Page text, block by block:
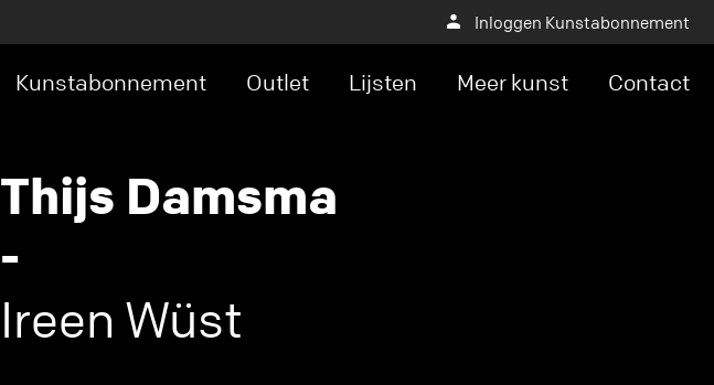
Inloggen Kunstabonnement
Kunstabonnement Outlet Lijsten Meer kunst Contact
Thijs Damsma
-
Ireen Wüst